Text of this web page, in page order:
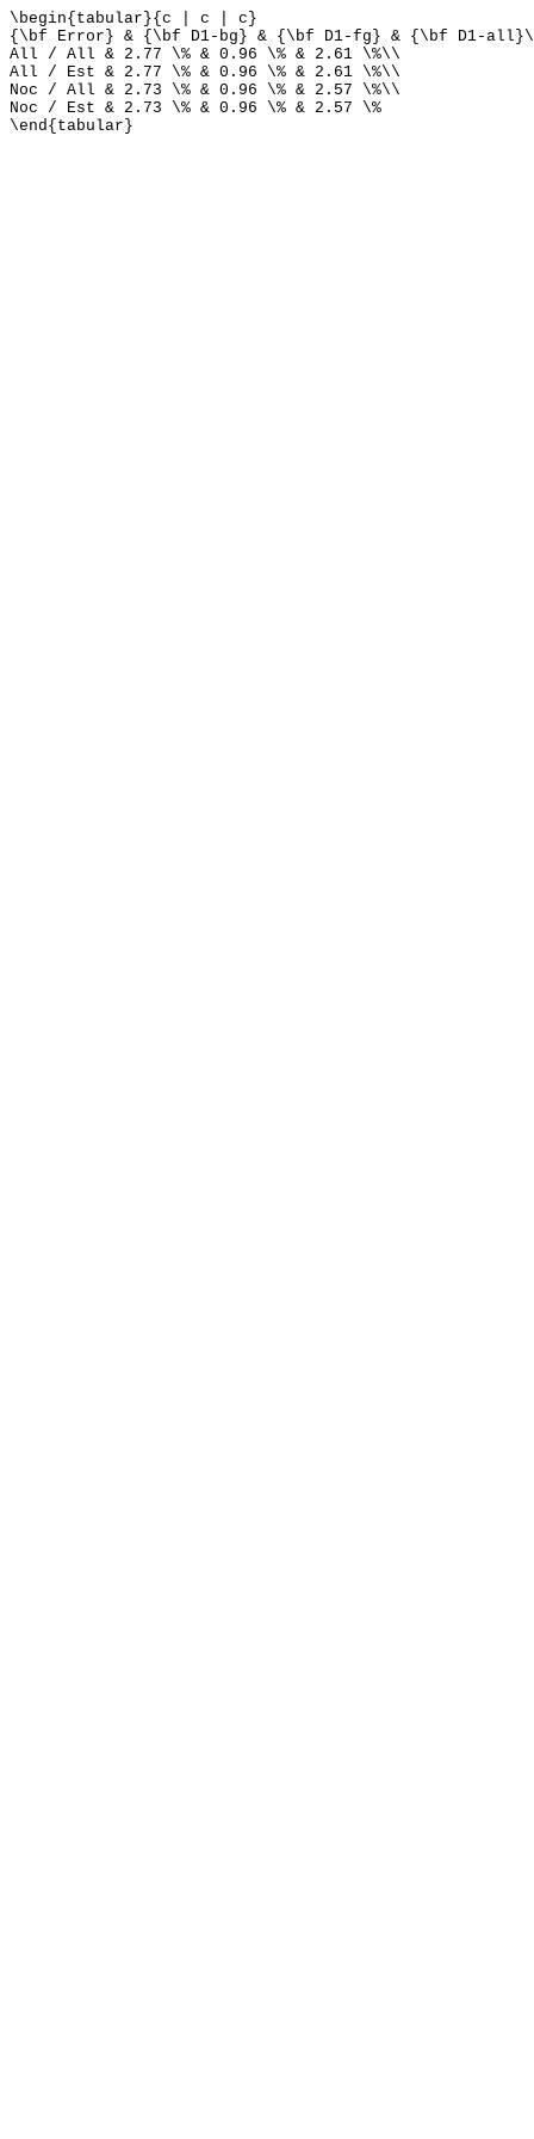
\begin{tabular}{c | c | c}
{\bf Error} & {\bf D1-bg} & {\bf D1-fg} & {\bf D1-
All / All & 2.77 \% & 0.96 \% & 2.61 \%\\
All / Est & 2.77 \% & 0.96 \% & 2.61 \%\\
Noc / All & 2.73 \% & 0.96 \% & 2.57 \%\\
Noc / Est & 2.73 \% & 0.96 \% & 2.57 \%
\end{tabular}